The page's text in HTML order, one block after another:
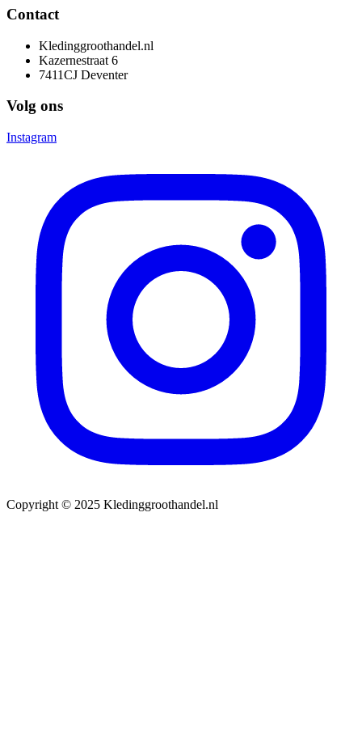
Contact
Kledinggroothandel.nl
Kazernestraat 6
7411CJ Deventer
Volg ons
Instagram
Copyright © 2025 Kledinggroothandel.nl